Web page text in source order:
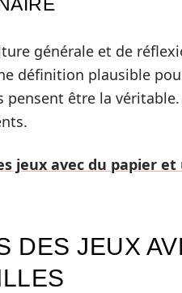
générale et de
définition plausible
être la véritable.
jeux avec du papier
DES JEUX